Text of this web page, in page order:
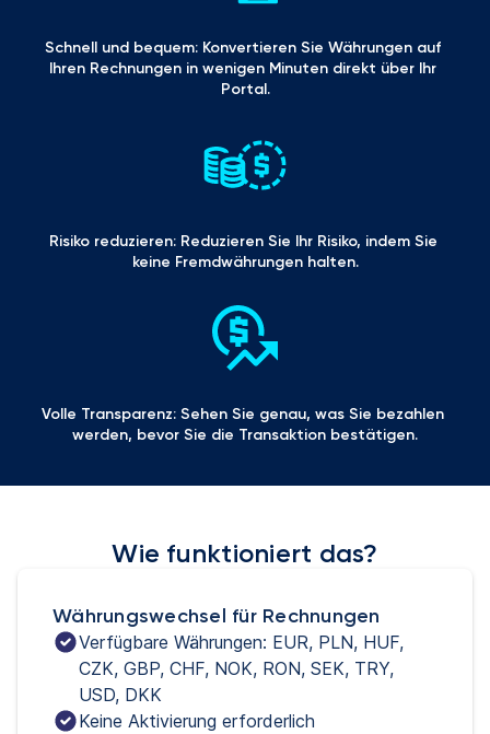
Schnell und bequem: Konvertieren Sie Währungen auf
Ihren Rechnungen in wenigen Minuten direkt über Ihr
Portal.
Risiko reduzieren: Reduzieren Sie Ihr Risiko, indem Sie
keine Fremdwährungen halten.
Volle Transparenz: Sehen Sie genau, was Sie bezahlen
werden, bevor Sie die Transaktion bestätigen.
Wie funktioniert das?
Währungswechsel für Rechnungen
Verfügbare Währungen: EUR, PLN, HUF,
CZK, GBP, CHF, NOK, RON, SEK, TRY,
USD, DKK
Keine Aktivierung erforderlich